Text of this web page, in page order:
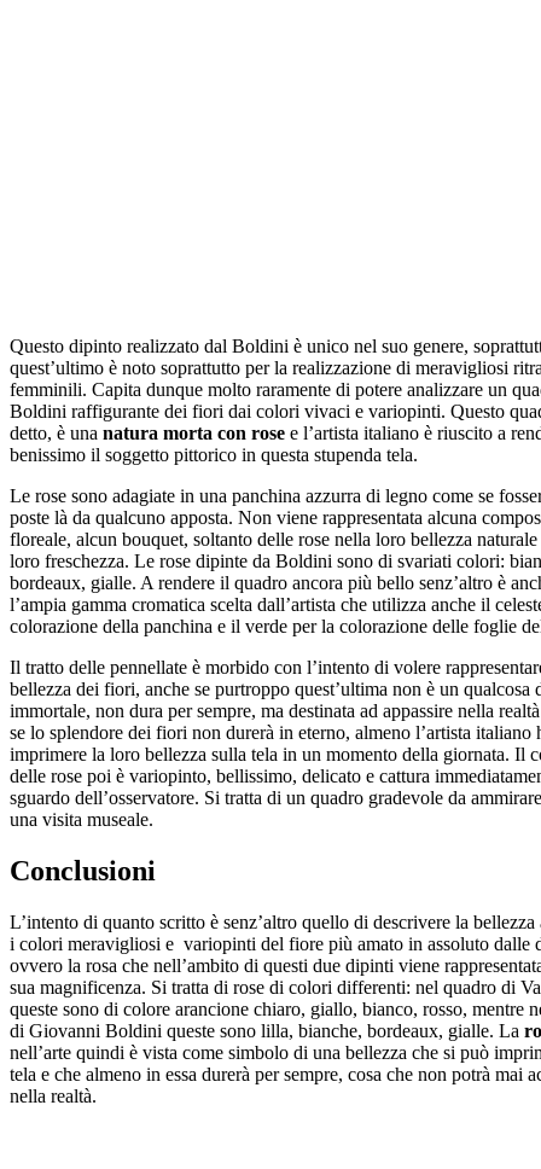
Questo dipinto realizzato dal Boldini è unico nel suo genere,
quest’ultimo è noto soprattutto per la realizzazione di meravigliosi
femminili. Capita dunque molto raramente di potere analizzare un
Boldini raffigurante dei fiori dai colori vivaci e variopinti. Questo
detto, è una natura morta con rose e l’artista italiano è riuscito a
benissimo il soggetto pittorico in questa stupenda tela.
Le rose sono adagiate in una panchina azzurra di legno come se
poste là da qualcuno apposta. Non viene rappresentata alcuna
floreale, alcun bouquet, soltanto delle rose nella loro bellezza
loro freschezza. Le rose dipinte da Boldini sono di svariati colori:
bordeaux, gialle. A rendere il quadro ancora più bello senz’altro è
l’ampia gamma cromatica scelta dall’artista che utilizza anche il
colorazione della panchina e il verde per la colorazione delle foglie
Il tratto delle pennellate è morbido con l’intento di volere
bellezza dei fiori, anche se purtroppo quest’ultima non è un qualcosa
immortale, non dura per sempre, ma destinata ad appassire nella
se lo splendore dei fiori non durerà in eterno, almeno l’artista italiano
imprimere la loro bellezza sulla tela in un momento della giornata. Il
delle rose poi è variopinto, bellissimo, delicato e cattura
sguardo dell’osservatore. Si tratta di un quadro gradevole da
una visita museale.
Conclusioni
L’intento di quanto scritto è senz’altro quello di descrivere la bellezza
i colori meravigliosi e variopinti del fiore più amato in assoluto dalle
ovvero la rosa che nell’ambito di questi due dipinti viene
sua magnificenza. Si tratta di rose di colori differenti: nel quadro di
queste sono di colore arancione chiaro, giallo, bianco, rosso, mentre
di Giovanni Boldini queste sono lilla, bianche, bordeaux, gialle. La
nell’arte quindi è vista come simbolo di una bellezza che si può
tela e che almeno in essa durerà per sempre, cosa che non potrà mai
nella realtà.